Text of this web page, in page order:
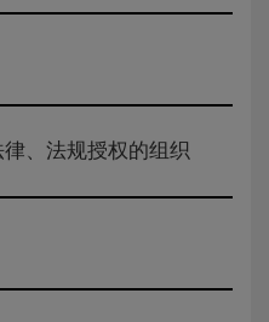
律、法规授权的组织